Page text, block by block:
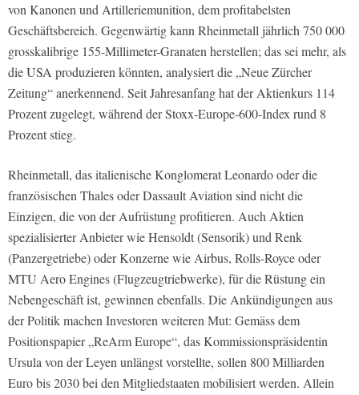
von Kanonen und Artilleriemunition, dem profitabelsten
Geschäftsbereich. Gegenwärtig kann Rheinmetall jährlich 750 000
grosskalibrige 155-Millimeter-Granaten herstellen; das sei mehr, als
die USA produzieren könnten, analysiert die „Neue Zürcher
Zeitung“ anerkennend. Seit Jahresanfang hat der Aktienkurs 114
Prozent zugelegt, während der Stoxx-Europe-600-Index rund 8
Prozent stieg.
Rheinmetall, das italienische Konglomerat Leonardo oder die
französischen Thales oder Dassault Aviation sind nicht die
Einzigen, die von der Aufrüstung profitieren. Auch Aktien
spezialisierter Anbieter wie Hensoldt (Sensorik) und Renk
(Panzergetriebe) oder Konzerne wie Airbus, Rolls-Royce oder
MTU Aero Engines (Flugzeugtriebwerke), für die Rüstung ein
Nebengeschäft ist, gewinnen ebenfalls. Die Ankündigungen aus
der Politik machen Investoren weiteren Mut: Gemäss dem
Positionspapier „ReArm Europe“, das Kommissionspräsidentin
Ursula von der Leyen unlängst vorstellte, sollen 800 Milliarden
Euro bis 2030 bei den Mitgliedstaaten mobilisiert werden. Allein